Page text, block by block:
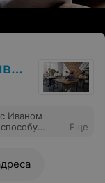
Иваном
на
Еще